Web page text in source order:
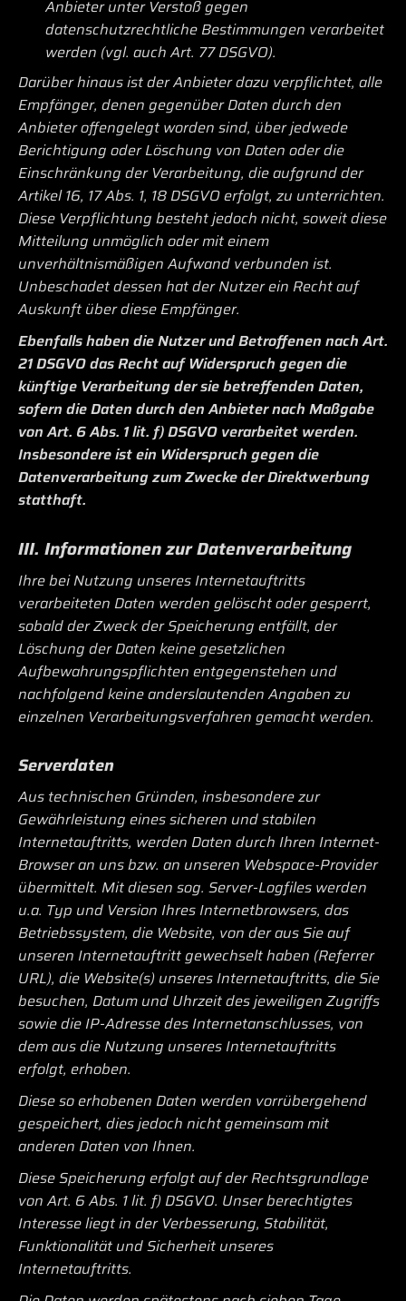
Anbieter unter Verstoß gegen
datenschutzrechtliche Bestimmungen verarbeitet
werden (vgl. auch Art. 77 DSGVO).
Darüber hinaus ist der Anbieter dazu verpflichtet, alle
Empfänger, denen gegenüber Daten durch den
Anbieter offengelegt worden sind, über jedwede
Berichtigung oder Löschung von Daten oder die
Einschränkung der Verarbeitung, die aufgrund der
Artikel 16, 17 Abs. 1, 18 DSGVO erfolgt, zu unterrichten.
Diese Verpflichtung besteht jedoch nicht, soweit diese
Mitteilung unmöglich oder mit einem
unverhältnismäßigen Aufwand verbunden ist.
Unbeschadet dessen hat der Nutzer ein Recht auf
Auskunft über diese Empfänger.
Ebenfalls haben die Nutzer und Betroffenen nach Art.
21 DSGVO das Recht auf Widerspruch gegen die
künftige Verarbeitung der sie betreffenden Daten,
sofern die Daten durch den Anbieter nach Maßgabe
von Art. 6 Abs. 1 lit. f) DSGVO verarbeitet werden.
Insbesondere ist ein Widerspruch gegen die
Datenverarbeitung zum Zwecke der Direktwerbung
statthaft.
III. Informationen zur Datenverarbeitung
Ihre bei Nutzung unseres Internetauftritts
verarbeiteten Daten werden gelöscht oder gesperrt,
sobald der Zweck der Speicherung entfällt, der
Löschung der Daten keine gesetzlichen
Aufbewahrungspflichten entgegenstehen und
nachfolgend keine anderslautenden Angaben zu
einzelnen Verarbeitungsverfahren gemacht werden.
Serverdaten
Aus technischen Gründen, insbesondere zur
Gewährleistung eines sicheren und stabilen
Internetauftritts, werden Daten durch Ihren Internet-
Browser an uns bzw. an unseren Webspace-Provider
übermittelt. Mit diesen sog. Server-Logfiles werden
u.a. Typ und Version Ihres Internetbrowsers, das
Betriebssystem, die Website, von der aus Sie auf
unseren Internetauftritt gewechselt haben (Referrer
URL), die Website(s) unseres Internetauftritts, die Sie
besuchen, Datum und Uhrzeit des jeweiligen Zugriffs
sowie die IP-Adresse des Internetanschlusses, von
dem aus die Nutzung unseres Internetauftritts
erfolgt, erhoben.
Diese so erhobenen Daten werden vorrübergehend
gespeichert, dies jedoch nicht gemeinsam mit
anderen Daten von Ihnen.
Diese Speicherung erfolgt auf der Rechtsgrundlage
von Art. 6 Abs. 1 lit. f) DSGVO. Unser berechtigtes
Interesse liegt in der Verbesserung, Stabilität,
Funktionalität und Sicherheit unseres
Internetauftritts.